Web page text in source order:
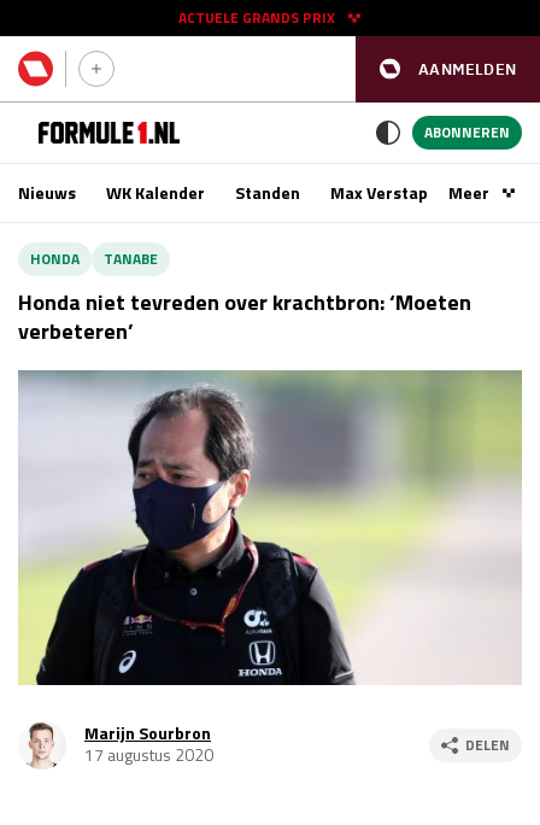
AANMELDEN
ACTUELE GRANDS PRIX
11 - 13 sep
Race
GP AZERBEIDZJAN 2026
Kwalificatie
Race
za 13:00 - 15:00
Kwalificatie
za 15:00 - 16:00
GP VERENIGDE STATEN 2026
GP SÃO PAULO 2026 06 - 08 nov
ABONNEREN
Nieuws WK Kalender Standen Max VerstappenMeer
HONDA TANABE
Honda niet tevreden over krachtbron: ‘Moeten
verbeteren’
Marijn Sourbron
17 augustus 2020
DELEN